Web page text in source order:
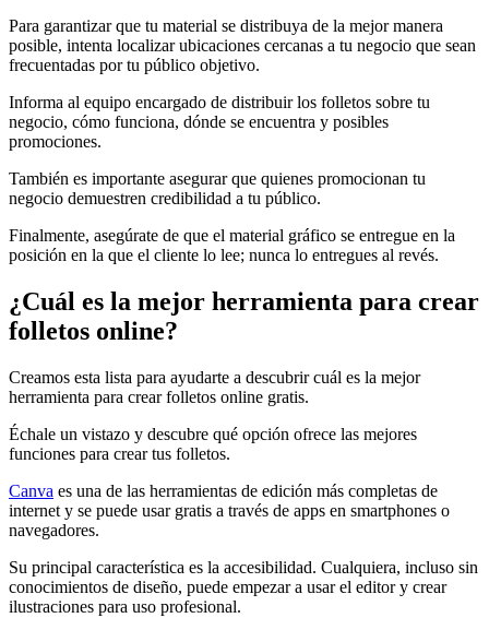
Para garantizar que tu material se distribuya de la mejor manera
posible, intenta localizar ubicaciones cercanas a tu negocio que sean
frecuentadas por tu público objetivo.
Informa al equipo encargado de distribuir los folletos sobre tu
negocio, cómo funciona, dónde se encuentra y posibles
promociones.
También es importante asegurar que quienes promocionan tu
negocio demuestren credibilidad a tu público.
Finalmente, asegúrate de que el material gráfico se entregue en la
posición en la que el cliente lo lee; nunca lo entregues al revés.
¿Cuál es la mejor herramienta para crear
folletos online?
Creamos esta lista para ayudarte a descubrir cuál es la mejor
herramienta para crear folletos online gratis.
Échale un vistazo y descubre qué opción ofrece las mejores
funciones para crear tus folletos.
Canva es una de las herramientas de edición más completas de
internet y se puede usar gratis a través de apps en smartphones o
navegadores.
Su principal característica es la accesibilidad. Cualquiera, incluso sin
conocimientos de diseño, puede empezar a usar el editor y crear
ilustraciones para uso profesional.